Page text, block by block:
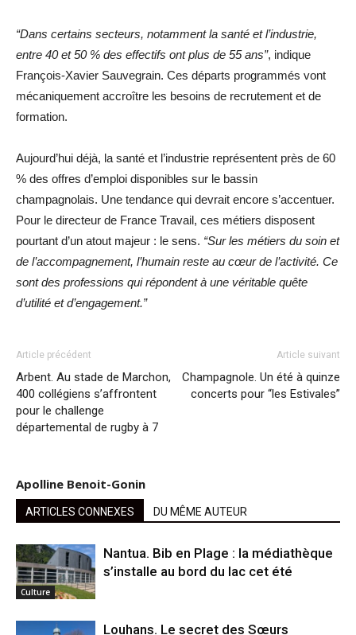
“Dans certains secteurs, notamment la santé et l’industrie,
entre 40 et 50 % des effectifs ont plus de 55 ans”, indique
François-Xavier Sauvegrain. Ces départs programmés vont
mécaniquement accroître les besoins de recrutement et de
formation.
Aujourd’hui déjà, la santé et l’industrie représentent près de 60
% des offres d’emploi disponibles sur le bassin
champagnolais. Une tendance qui devrait encore s’accentuer.
Pour le directeur de France Travail, ces métiers disposent
pourtant d’un atout majeur : le sens. “Sur les métiers du soin et
de l’accompagnement, l’humain reste au cœur de l’activité. Ce
sont des professions qui répondent à une véritable quête
d’utilité et d’engagement.”
Article précédent
Arbent. Au stade de Marchon,
400 collégiens s’affrontent
pour le challenge
départemental de rugby à 7
Article suivant
Champagnole. Un été à quinze
concerts pour “les Estivales”
Apolline Benoit-Gonin
ARTICLES CONNEXES DU MÊME AUTEUR
Culture
Nantua. Bib en Plage : la médiathèque
s’installe au bord du lac cet été
Louhans. Le secret des Sœurs